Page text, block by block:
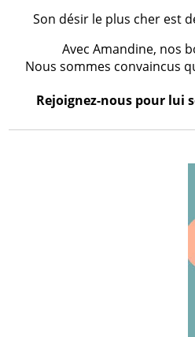
Son désir le plus cher est
Avec Amandine, nos
Nous sommes convaincus
Rejoignez-nous pour lui